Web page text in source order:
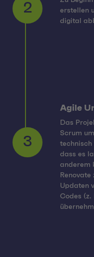
2
erstellen
digital
Agile
Das
Scrum
technisch
dass es
anderem
Updaten
Codes (z.